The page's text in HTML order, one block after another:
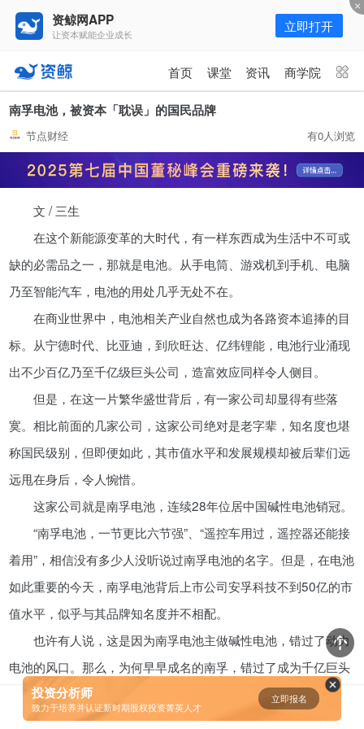
资鲸网APP
让资本赋能企业成长 立即打开
首页 课堂 资讯 商学院
资讯 课堂 直播 商学院
报告 行业峰会
为你推荐
资鲸精选 | 127页PPT，读懂复
星、平安、腾讯、比亚迪、碧桂园
局！（非常值得收藏！）
11-01
模式”！推荐收藏！
08-02
资鲸精选 | 迈瑞医疗上市：是王者
短视频用户规模超2.4亿 商业模式
仍处于探索当中
07-24
腾讯与马化腾：腾讯五虎是如何分
配股权的
08-01
资鲸精选 | Airbnb天使轮融资BP只
有这14页，但足以打动投资人
11-21
南孚电池，被资本「耽误」的国民品牌
节点财经 有0人浏览
文 / 三生
在这个新能源变革的大时代，有一样东西成为生活中不可或
缺的必需品之一，那就是电池。从手电筒、游戏机到手机、电脑
乃至智能汽车，电池的用处几乎无处不在。
在商业世界中，电池相关产业自然也成为各路资本追捧的目
标。从宁德时代、比亚迪，到欣旺达、亿纬锂能，电池行业涌现
出不少百亿乃至千亿级巨头公司，造富效应同样令人侧目。
但是，在这一片繁华盛世背后，有一家公司却显得有些落
寞。相比前面的几家公司，这家公司绝对是老字辈，知名度也堪
称国民级别，但即便如此，其市值水平和发展规模却被后辈们远
远甩在身后，令人惋惜。
这家公司就是南孚电池，连续28年位居中国碱性电池销冠。
“南孚电池，一节更比六节强”、“遥控车用过，遥控器还能接
着用”，相信没有多少人没听说过南孚电池的名字。但是，在电池
如此重要的今天，南孚电池背后上市公司安孚科技不到50亿的市
值水平，似乎与其品牌知名度并不相配。
也许有人说，这是因为南孚电池主做碱性电池，错过了动力
电池的风口。那么，为何早早成名的南孚，错过了成为千亿巨头
的机会呢？
1、被外资耽误了的“国民品牌”
投资分析师
致力于培养并认证新时期股权投资菁英人才
立即报名